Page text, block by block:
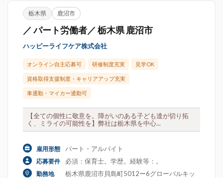
栃木県 鹿沼市
／ パート労働者／ 栃木県 鹿沼市
ハッピーライフケア株式会社
オンライン自主応募可 研修制度充実 見学OK
資格取得支援制度・キャリアアップ充実
車通勤・マイカー通勤可
【全ての個性に敬意を。障がいのある子ども達が切り拓
く、ミライの可能性を】弊社は栃木県を中心...
雇用形態 パート・アルバイト
応募要件 必須：保育士。学歴。経験等：。
勤務地
栃木県鹿沼市貝島町5012ー6グローバルキッ